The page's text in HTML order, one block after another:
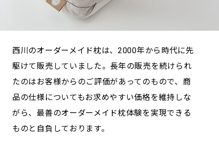
西川のオーダーメイド枕は、2000年から時代に先
駆けて販売していました。長年の販売を続けられ
たのはお客様からのご評価があってのもので、商
品の仕様についてもお求めやすい価格を維持しな
がら、最善のオーダーメイド枕体験を実現できる
ものと自負しております。